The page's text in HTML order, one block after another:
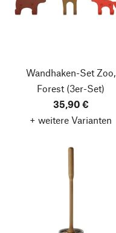
Wandhaken-Set Zoo,
Forest (3er-Set)
35,90 €
+ weitere Varianten